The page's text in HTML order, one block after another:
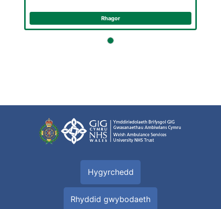
Rhagor
Hygyrchedd
Rhyddid gwybodaeth